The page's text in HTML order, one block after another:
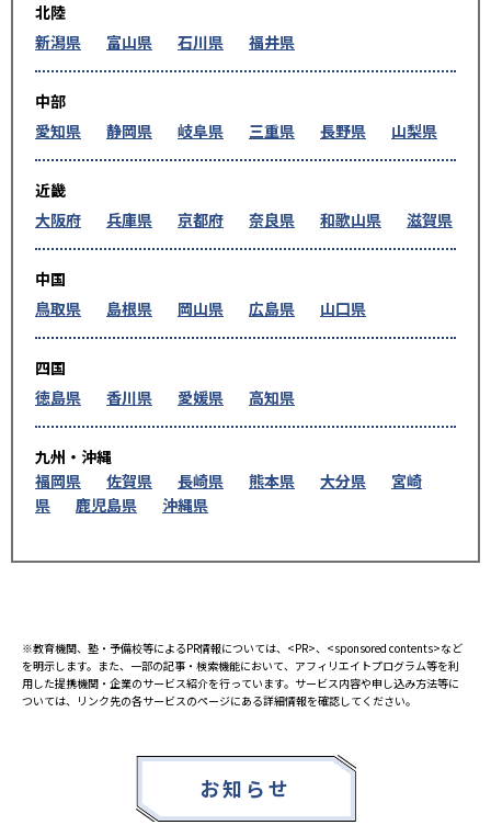
北陸
新潟県
富山県 石川県 福井県
中部
愛知県
静岡県 岐阜県 三重県 長野県 山梨県
近畿
大阪府
兵庫県 京都府 奈良県 和歌山県 滋賀県
中国
鳥取県
島根県 岡山県 広島県 山口県
四国
徳島県
香川県 愛媛県 高知県
九州・沖縄
福岡県
佐賀県 長崎県 熊本県 大分県
宮崎
県
鹿児島県 沖縄県
※教育機関、塾・予備校等によるPR情報については、<PR>、<sponsored contents>など
を明示します。また、一部の記事・検索機能において、アフィリエイトプログラム等を利
用した提携機関・企業のサービス紹介を行っています。サービス内容や申し込み方法等に
ついては、リンク先の各サービスのページにある詳細情報を確認してください。
お知らせ